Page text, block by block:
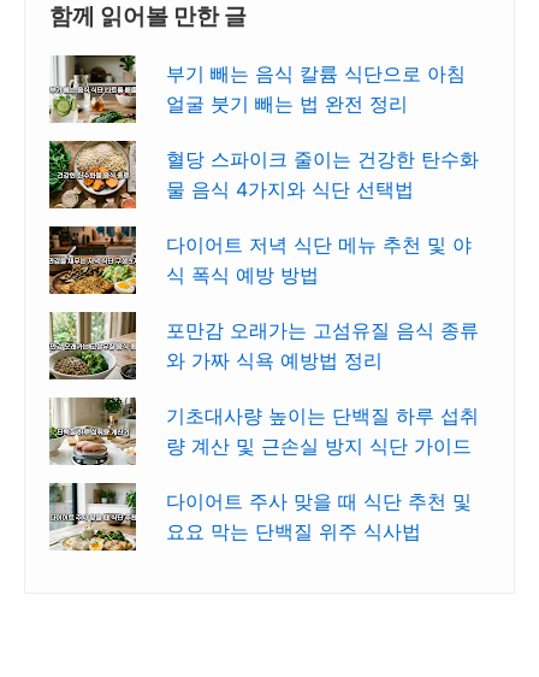
함께 읽어볼 만한 글
부기 빼는 음식 칼륨 식단으로 아침
얼굴 붓기 빼는 법 완전 정리
혈당 스파이크 줄이는 건강한 탄수화
물 음식 4가지와 식단 선택법
다이어트 저녁 식단 메뉴 추천 및 야
식 폭식 예방 방법
포만감 오래가는 고섬유질 음식 종류
와 가짜 식욕 예방법 정리
기초대사량 높이는 단백질 하루 섭취
량 계산 및 근손실 방지 식단 가이드
다이어트 주사 맞을 때 식단 추천 및
요요 막는 단백질 위주 식사법